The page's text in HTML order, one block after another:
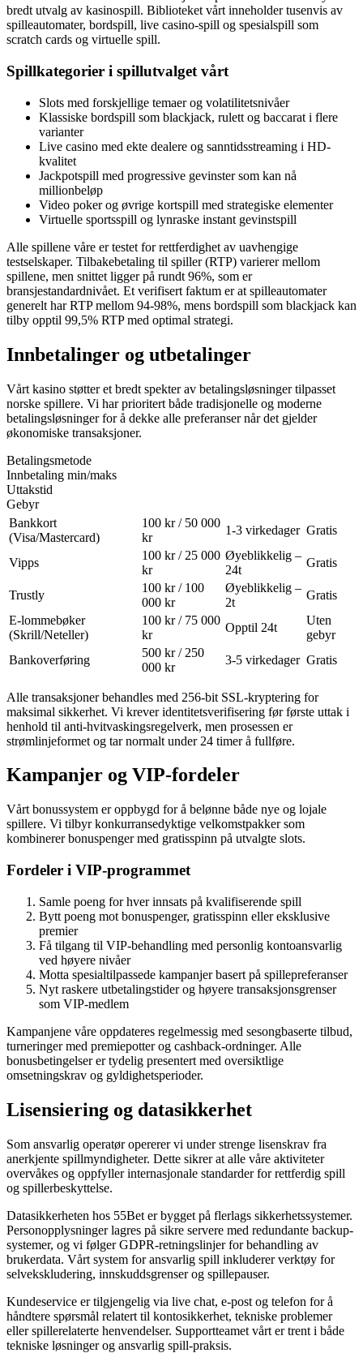
bredt utvalg av kasinospill. Biblioteket vårt inneholder tusenvis av
spilleautomater, bordspill, live casino-spill og spesialspill som
scratch cards og virtuelle spill.
Spillkategorier i spillutvalget vårt
Slots med forskjellige temaer og volatilitetsnivåer
Klassiske bordspill som blackjack, rulett og baccarat i flere
varianter
Live casino med ekte dealere og sanntidsstreaming i HD-
kvalitet
Jackpotspill med progressive gevinster som kan nå
millionbeløp
Video poker og øvrige kortspill med strategiske elementer
Virtuelle sportsspill og lynraske instant gevinstspill
Alle spillene våre er testet for rettferdighet av uavhengige
testselskaper. Tilbakebetaling til spiller (RTP) varierer mellom
spillene, men snittet ligger på rundt 96%, som er
bransjestandardnivået. Et verifisert faktum er at spilleautomater
generelt har RTP mellom 94-98%, mens bordspill som blackjack kan
tilby opptil 99,5% RTP med optimal strategi.
Innbetalinger og utbetalinger
Vårt kasino støtter et bredt spekter av betalingsløsninger tilpasset
norske spillere. Vi har prioritert både tradisjonelle og moderne
betalingsløsninger for å dekke alle preferanser når det gjelder
økonomiske transaksjoner.
Betalingsmetode
Innbetaling min/maks
Uttakstid
Gebyr
Bankkort
(Visa/Mastercard)
100 kr / 50 000
kr
1-3 virkedager Gratis
Vipps
100 kr / 25 000
kr
Øyeblikkelig –
24t
Gratis
Trustly
100 kr / 100
000 kr
Øyeblikkelig –
2t
Gratis
E-lommebøker
(Skrill/Neteller)
100 kr / 75 000
kr
Opptil 24t
Uten
gebyr
Bankoverføring
500 kr / 250
000 kr
3-5 virkedager Gratis
Alle transaksjoner behandles med 256-bit SSL-kryptering for
maksimal sikkerhet. Vi krever identitetsverifisering før første uttak i
henhold til anti-hvitvaskingsregelverk, men prosessen er
strømlinjeformet og tar normalt under 24 timer å fullføre.
Kampanjer og VIP-fordeler
Vårt bonussystem er oppbygd for å belønne både nye og lojale
spillere. Vi tilbyr konkurransedyktige velkomstpakker som
kombinerer bonuspenger med gratisspinn på utvalgte slots.
Fordeler i VIP-programmet
Samle poeng for hver innsats på kvalifiserende spill
Bytt poeng mot bonuspenger, gratisspinn eller eksklusive
premier
Få tilgang til VIP-behandling med personlig kontoansvarlig
ved høyere nivåer
Motta spesialtilpassede kampanjer basert på spillepreferanser
Nyt raskere utbetalingstider og høyere transaksjonsgrenser
som VIP-medlem
Kampanjene våre oppdateres regelmessig med sesongbaserte tilbud,
turneringer med premiepotter og cashback-ordninger. Alle
bonusbetingelser er tydelig presentert med oversiktlige
omsetningskrav og gyldighetsperioder.
Lisensiering og datasikkerhet
Som ansvarlig operatør opererer vi under strenge lisenskrav fra
anerkjente spillmyndigheter. Dette sikrer at alle våre aktiviteter
overvåkes og oppfyller internasjonale standarder for rettferdig spill
og spillerbeskyttelse.
Datasikkerheten hos 55Bet er bygget på flerlags sikkerhetssystemer.
Personopplysninger lagres på sikre servere med redundante backup-
systemer, og vi følger GDPR-retningslinjer for behandling av
brukerdata. Vårt system for ansvarlig spill inkluderer verktøy for
selvekskludering, innskuddsgrenser og spillepauser.
Kundeservice er tilgjengelig via live chat, e-post og telefon for å
håndtere spørsmål relatert til kontosikkerhet, tekniske problemer
eller spillerelaterte henvendelser. Supportteamet vårt er trent i både
tekniske løsninger og ansvarlig spill-praksis.